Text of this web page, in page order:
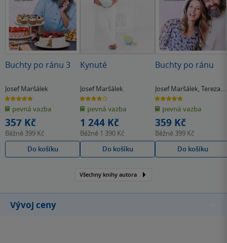
Buchty po ránu 3
Josef Maršálek
5.0
z
5
hvězdiček
pevná vazba
357 Kč
Běžně 399 Kč
Do košíku
Kynuté
Josef Maršálek
4.0
z
5
hvězdiček
pevná vazba
1 244 Kč
Běžně 1 390 Kč
Do košíku
Buchty po ránu
Josef Maršálek, Tereza
Bebarová
5.0
z
5
hvězdiček
pevná vazba
359 Kč
Běžně 399 Kč
Do košíku
Všechny knihy autora
Vývoj ceny